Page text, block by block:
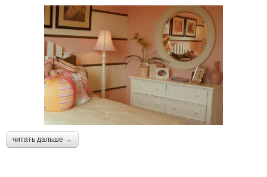
читать дальше →